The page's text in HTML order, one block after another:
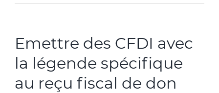
Emettre des CFDI avec
la légende spécifique
au reçu fiscal de don